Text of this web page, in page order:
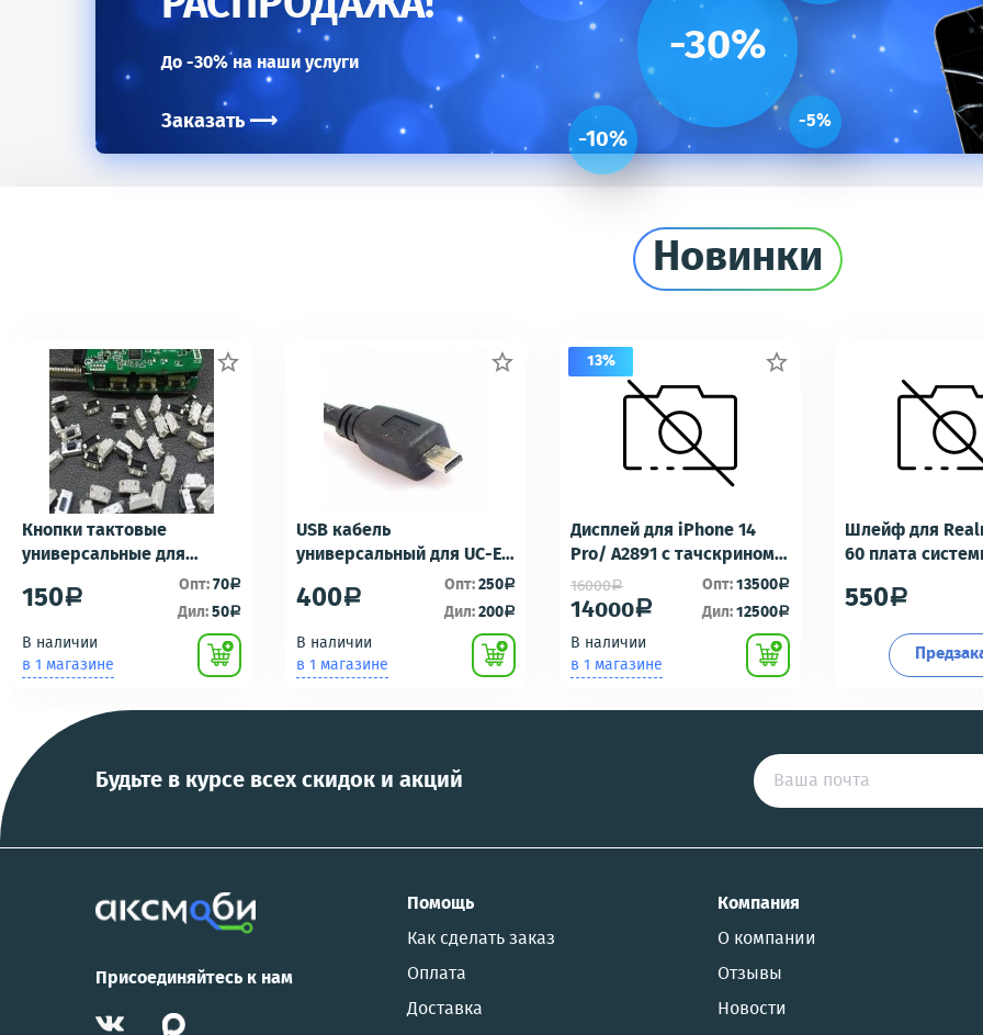
До -30% на наши услуги
Заказать⟶
-30%
-10%
-5%
Новинки

Кнопки тактовые
универсальные для
сигнализаций (кнопки,
ключи) Scher-Khan,
Tomahawk, Pandora, KGB,
Pantera, Alligator и другие
150a Опт:70a
Дил:50a
В наличии
в 1 магазине

USB кабель
универсальный для UC-E6
UC-E16 UC-E17 зарядка/
подключению к пк для
NIKON/SONY COOL
PIX/PANASONIC/OLYMPUS
400a Опт:250a
Дил:200a
В наличии
в 1 магазине

Дисплей для iPhone 14
Pro/ A2891 с тачскрином
Черный - OR100 с разбора
идеальное состояние
16000a
14000a
13%
Опт:13500a
Дил:12500a
В наличии
в 1 магазине
Шлейф для
60 плата
гарнитуры/
Премиум
550a
Будьте в курсе всех скидок и акций
Присоединяйтесь к нам
Помощь
Как сделать заказ
Оплата
Доставка
Компания
О компании
Отзывы
Новости